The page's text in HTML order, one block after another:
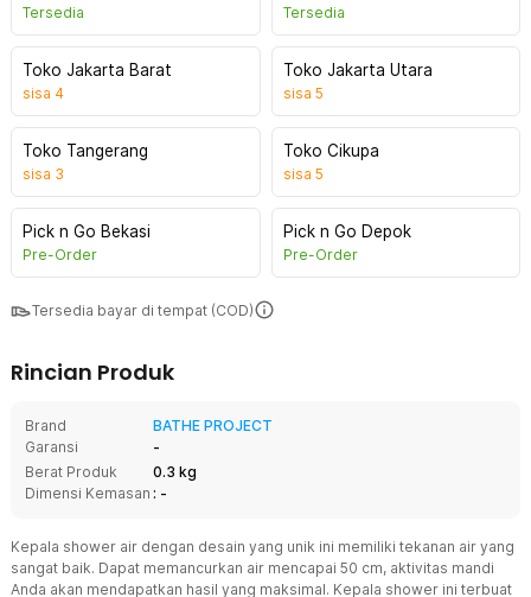
Tersedia Tersedia
Toko Jakarta Barat
sisa 4
Toko Jakarta Utara
sisa 5
Toko Tangerang
sisa 3
Toko Cikupa
sisa 5
Pick n Go Bekasi
Pre-Order
Pick n Go Depok
Pre-Order
Tersedia bayar di tempat (COD)
Rincian Produk
Brand
BATHE PROJECT
Garansi
-
Berat Produk
0.3 kg
Dimensi Kemasan : -
Kepala shower air dengan desain yang unik ini memiliki tekanan air yang
sangat baik. Dapat memancurkan air mencapai 50 cm, aktivitas mandi
Anda akan mendapatkan hasil yang maksimal. Kepala shower ini terbuat